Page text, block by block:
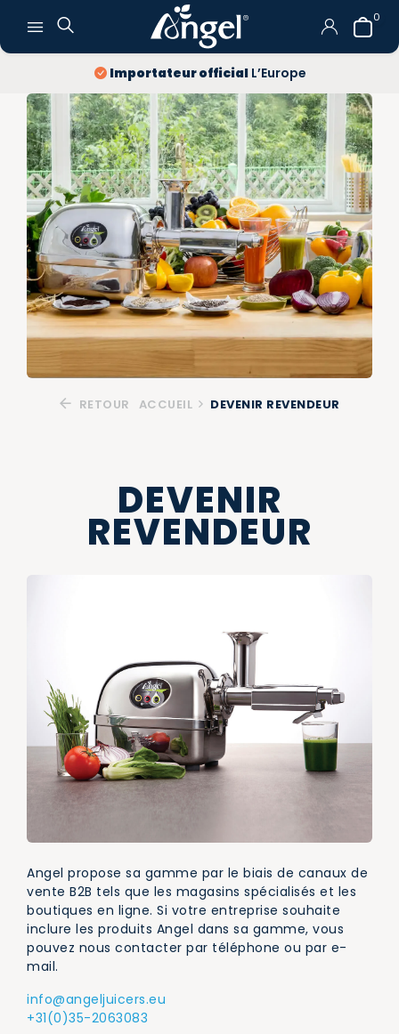
0
Importateur officialL’Europe
RETOUR ACCUEIL DEVENIR REVENDEUR
DEVENIR
REVENDEUR
Angel propose sa gamme par le biais de canaux de
vente B2B tels que les magasins spécialisés et les
boutiques en ligne. Si votre entreprise souhaite
inclure les produits Angel dans sa gamme, vous
pouvez nous contacter par téléphone ou par e-
mail.
info@angeljuicers.eu
+31(0)35-2063083